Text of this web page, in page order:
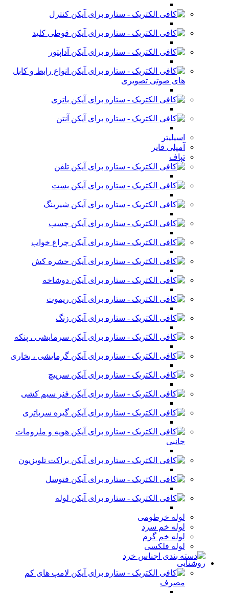
کنترل
قوطی کلید
آداپتور
انواع رابط و کابل
های صوتی تصویری
باتری
آنتن
اسپلیتر
آمپلی فایر
تپاف
تلفن
بست
شیرینگ
چسب
چراغ خواب
حشره کش
دوشاخه
ریموت
زنگ
سرمایشی ، پنکه
گرمایشی ، بخاری
سرپیچ
فنر سیم کشی
گیره سرباتری
هویه و ملزومات
جانبی
براکت تلویزیون
فتوسل
لوله
لوله خرطومی
لوله خم سرد
لوله خم گرم
لوله فلکسی
روشنایی
لامپ های کم
مصرف